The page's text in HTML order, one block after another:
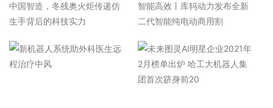
中国智造，冬残奥火炬传递仿
生手背后的科技实力
智能高效丨库犸动力发布全新
二代智能纯电动商用割